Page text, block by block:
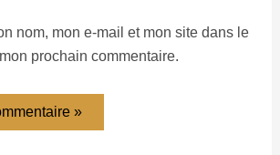
nom, mon e-mail et mon site dans le
prochain commentaire.